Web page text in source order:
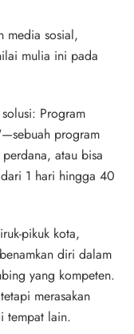
media sosial,
mulia ini pada
Program
—sebuah program
atau bisa
1 hari hingga 40
pikuk kota,
diri dalam
yang kompeten.
merasakan
tempat lain.